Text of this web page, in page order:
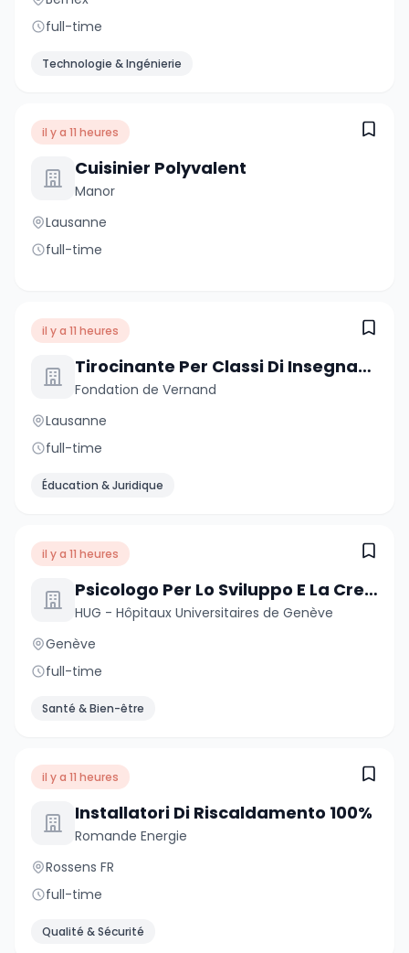
full-time
Technologie & Ingénierie
il y a 11 heures
Cuisinier Polyvalent
Manor
Lausanne
full-time
il y a 11 heures
Tirocinante Per Classi Di Insegnamento Specializzato
Fondation de Vernand
Lausanne
full-time
Éducation & Juridique
il y a 11 heures
Psicologo Per Lo Sviluppo E La Crescita
HUG - Hôpitaux Universitaires de Genève
Genève
full-time
Santé & Bien-être
il y a 11 heures
Installatori Di Riscaldamento 100%
Romande Energie
Rossens FR
full-time
Qualité & Sécurité